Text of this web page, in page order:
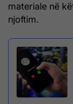
materiale në
njoftim.